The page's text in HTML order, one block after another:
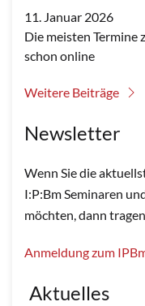
11. Januar 2026
Die meisten Termine
schon online
Weitere Beiträge
Newsletter
Wenn Sie die
I:P:Bm Seminaren
möchten, dann
Anmeldung zum
Aktuelles